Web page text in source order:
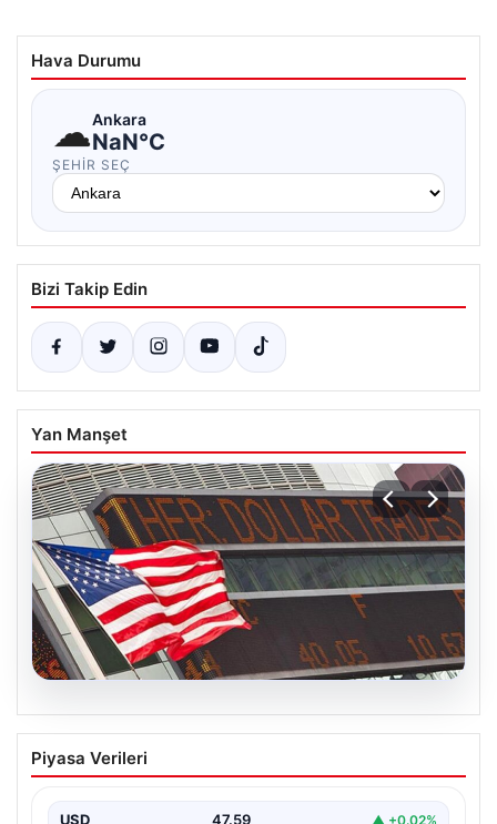
Hava Durumu
☁Ankara
NaN°C
ŞEHIR SEÇ
Bizi Takip Edin
Yan Manşet
04.08.2026
FED Faiz Kararı Ne Zaman Açıklanacak?
Nisan Ayı İçin Belirlenen Tarih ve Piyasa
Piyasa Verileri
USD 47.59 ▲ +0.02%